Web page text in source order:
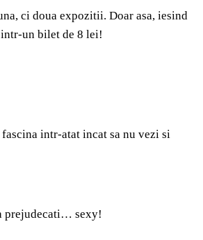
ci doua expozitii. Doar asa, iesind
un bilet de 8 lei!
intr-atat incat sa nu vezi si
prejudecati… sexy!